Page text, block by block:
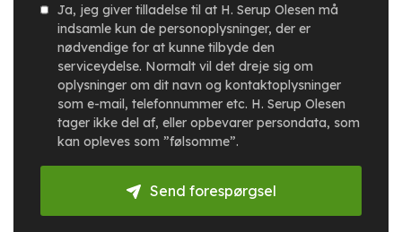
Ja, jeg giver tilladelse til at H. Serup Olesen må
indsamle kun de personoplysninger, der er
nødvendige for at kunne tilbyde den
serviceydelse. Normalt vil det dreje sig om
oplysninger om dit navn og kontaktoplysninger
som e-mail, telefonnummer etc. H. Serup Olesen
tager ikke del af, eller opbevarer persondata, som
kan opleves som ”følsomme”.
Send forespørgsel